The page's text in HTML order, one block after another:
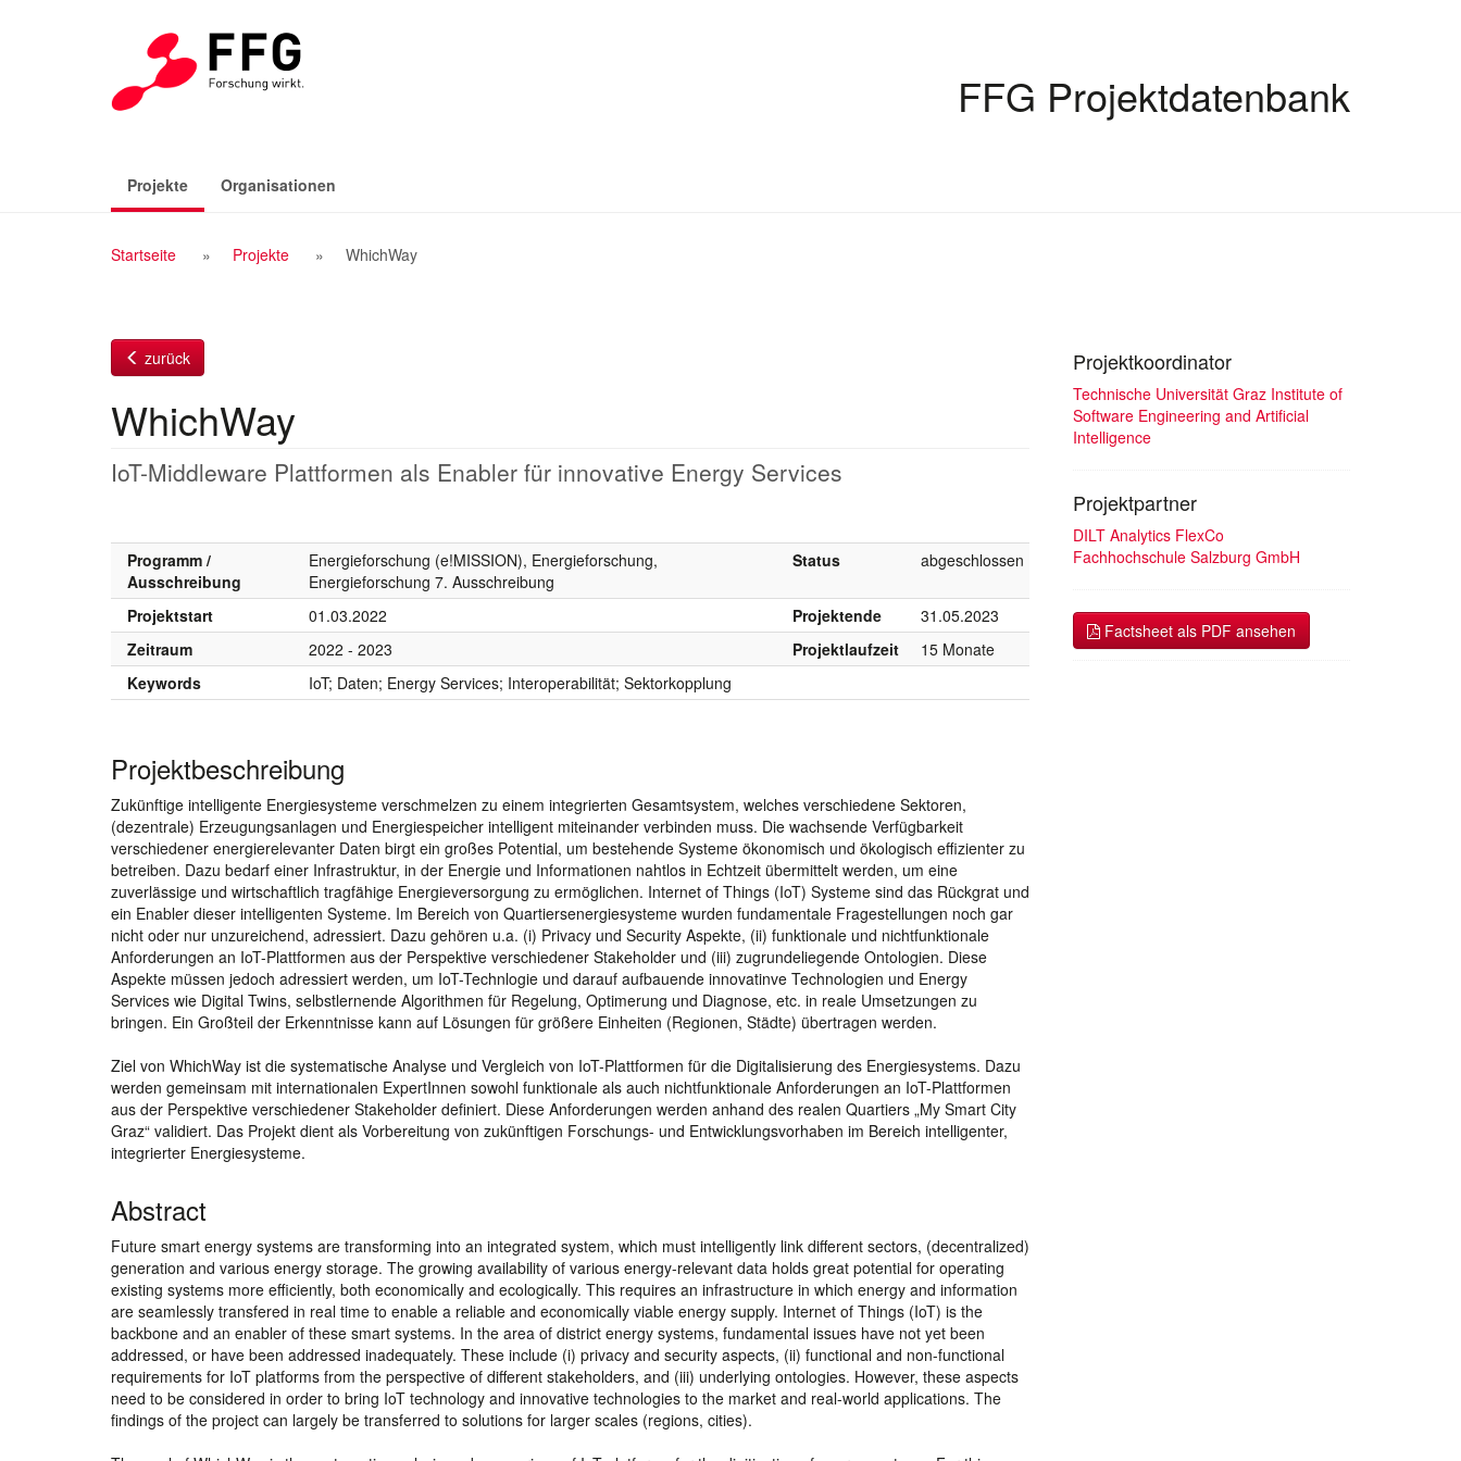
FFG Projektdatenbank
Projekte(aktiv)Organisationen
Breadcrumb
Startseite Projekte WhichWay
zurück
WhichWay
IoT-Middleware Plattformen als Enabler für innovative Energy Services
Programm /
Ausschreibung
Energieforschung (e!MISSION), Energieforschung,
Energieforschung 7. Ausschreibung
Status abgeschlossen
Projektstart 01.03.2022 Projektende
31.05.2023
Zeitraum
2022 - 2023 Projektlaufzeit
15 Monate
Keywords
IoT; Daten; Energy Services; Interoperabilität; Sektorkopplung
Projektbeschreibung
Zukünftige intelligente Energiesysteme verschmelzen zu einem integrierten Gesamtsystem, welches verschiedene Sektoren,
(dezentrale) Erzeugungsanlagen und Energiespeicher intelligent miteinander verbinden muss. Die wachsende Verfügbarkeit
verschiedener energierelevanter Daten birgt ein großes Potential, um bestehende Systeme ökonomisch und ökologisch effizienter zu
betreiben. Dazu bedarf einer Infrastruktur, in der Energie und Informationen nahtlos in Echtzeit übermittelt werden, um eine
zuverlässige und wirtschaftlich tragfähige Energieversorgung zu ermöglichen. Internet of Things (IoT) Systeme sind das Rückgrat und
ein Enabler dieser intelligenten Systeme. Im Bereich von Quartiersenergiesysteme wurden fundamentale Fragestellungen noch gar
nicht oder nur unzureichend, adressiert. Dazu gehören u.a. (i) Privacy und Security Aspekte, (ii) funktionale und nichtfunktionale
Anforderungen an IoT-Plattformen aus der Perspektive verschiedener Stakeholder und (iii) zugrundeliegende Ontologien. Diese
Aspekte müssen jedoch adressiert werden, um IoT-Technlogie und darauf aufbauende innovatinve Technologien und Energy
Services wie Digital Twins, selbstlernende Algorithmen für Regelung, Optimerung und Diagnose, etc. in reale Umsetzungen zu
bringen. Ein Großteil der Erkenntnisse kann auf Lösungen für größere Einheiten (Regionen, Städte) übertragen werden.
Ziel von WhichWay ist die systematische Analyse und Vergleich von IoT-Plattformen für die Digitalisierung des Energiesystems. Dazu
werden gemeinsam mit internationalen ExpertInnen sowohl funktionale als auch nichtfunktionale Anforderungen an IoT-Plattformen
aus der Perspektive verschiedener Stakeholder definiert. Diese Anforderungen werden anhand des realen Quartiers „My Smart City
Graz“ validiert. Das Projekt dient als Vorbereitung von zukünftigen Forschungs- und Entwicklungsvorhaben im Bereich intelligenter,
integrierter Energiesysteme.
Abstract
Future smart energy systems are transforming into an integrated system, which must intelligently link different sectors, (decentralized)
generation and various energy storage. The growing availability of various energy-relevant data holds great potential for operating
existing systems more efficiently, both economically and ecologically. This requires an infrastructure in which energy and information
are seamlessly transfered in real time to enable a reliable and economically viable energy supply. Internet of Things (IoT) is the
backbone and an enabler of these smart systems. In the area of district energy systems, fundamental issues have not yet been
addressed, or have been addressed inadequately. These include (i) privacy and security aspects, (ii) functional and non-functional
requirements for IoT platforms from the perspective of different stakeholders, and (iii) underlying ontologies. However, these aspects
need to be considered in order to bring IoT technology and innovative technologies to the market and real-world applications. The
findings of the project can largely be transferred to solutions for larger scales (regions, cities).
Projektkoordinator
Technische Universität Graz Institute of
Software Engineering and Artificial
Intelligence
Projektpartner
DILT Analytics FlexCo
Fachhochschule Salzburg GmbH
Factsheet als PDF ansehen